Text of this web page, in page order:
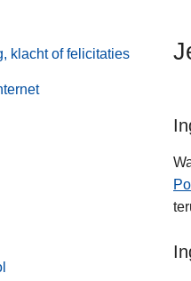
klacht of felicitaties